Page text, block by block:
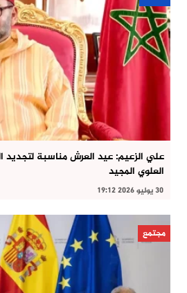
علي الزعيم: عيد العرش مناسبة لتجديد
العلوي المجيد
30 يوليو 2026 19:12
مجتمع